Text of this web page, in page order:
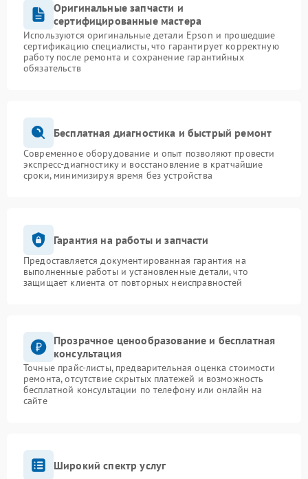
Оригинальные запчасти и
сертифицированные мастера
Используются оригинальные детали Epson и прошедшие
сертификацию специалисты, что гарантирует корректную
работу после ремонта и сохранение гарантийных
обязательств
Бесплатная диагностика и быстрый ремонт
Современное оборудование и опыт позволяют провести
экспресс-диагностику и восстановление в кратчайшие
сроки, минимизируя время без устройства
Гарантия на работы и запчасти
Предоставляется документированная гарантия на
выполненные работы и установленные детали, что
защищает клиента от повторных неисправностей
Прозрачное ценообразование и бесплатная
консультация
Точные прайс-листы, предварительная оценка стоимости
ремонта, отсутствие скрытых платежей и возможность
бесплатной консультации по телефону или онлайн на
сайте
Широкий спектр услуг